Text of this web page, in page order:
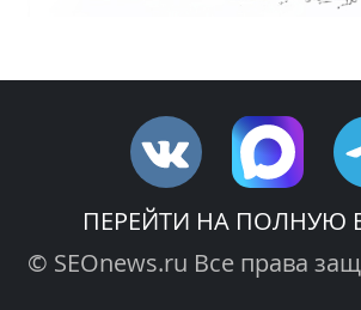
ПЕРЕЙТИ НА ПОЛНУЮ
© SEOnews.ru Все права